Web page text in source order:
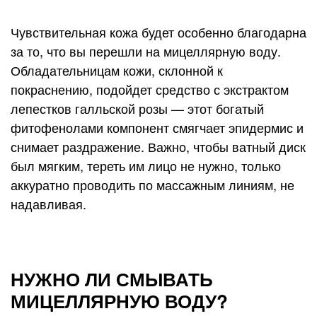
Чувствительная кожа будет особенно благодарна
за то, что вы перешли на мицеллярную воду.
Обладательницам кожи, склонной к
покраснению, подойдет средство с экстрактом
лепестков галльской розы — этот богатый
фитофенолами компонент смягчает эпидермис и
снимает раздражение. Важно, чтобы ватный диск
был мягким, тереть им лицо не нужно, только
аккуратно проводить по массажным линиям, не
надавливая.
НУЖНО ЛИ СМЫВАТЬ
МИЦЕЛЛЯРНУЮ ВОДУ?